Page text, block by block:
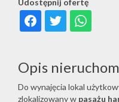
Udostępnij ofertę
Opis
Do wynajęcia lokal
zlokalizowany w pasażu